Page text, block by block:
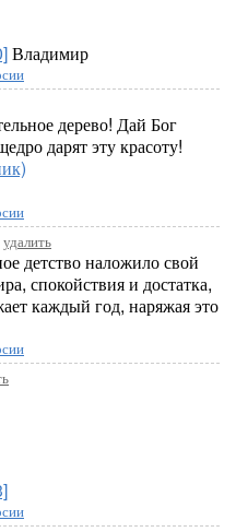
Владимир
дерево! Дай Бог
дарят эту красоту!
удалить
детство наложило свой
спокойствия и достатка,
каждый год, наряжая это